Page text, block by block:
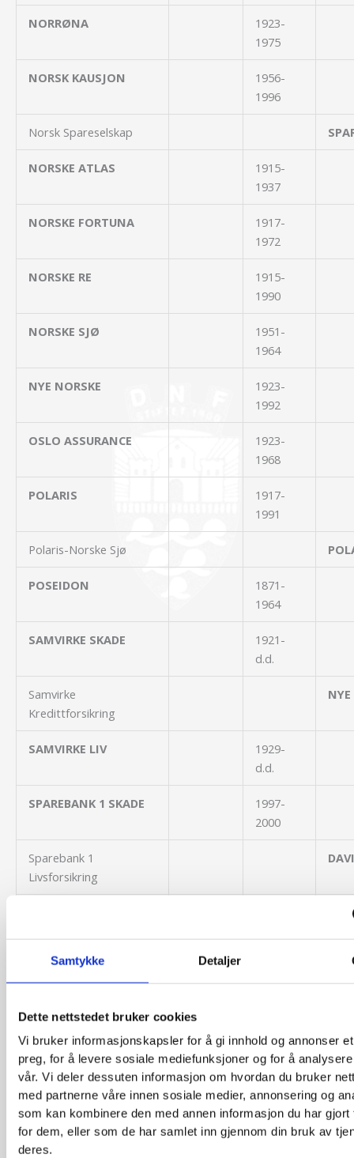
Samtykke Detaljer
Dette nettstedet bruker cookies
Vi bruker informasjonskapsler for å gi innhold og annonser
preg, for å levere sosiale mediefunksjoner og for å
vår. Vi deler dessuten informasjon om hvordan du bruker
med partnerne våre innen sosiale medier, annonsering og
som kan kombinere den med annen informasjon du har gjort
for dem, eller som de har samlet inn gjennom din bruk av
deres.
NORRØNA
1923-
1975
NORSK KAUSJON
1956-
1996
Norsk Spareselskap
NORSKE ATLAS
1915-
1937
NORSKE FORTUNA
1917-
1972
NORSKE RE
1915-
1990
NORSKE SJØ
1951-
1964
NYE NORSKE
1923-
1992
OSLO ASSURANCE
1923-
1968
POLARIS
1917-
1991
Polaris-Norske Sjø
POSEIDON
1871-
1964
SAMVIRKE SKADE
1921-
d.d.
Samvirke
Kredittforsikring
SAMVIRKE LIV
1929-
d.d.
SPAREBANK 1 SKADE
1997-
2000
Sparebank 1
Livsforsikring
Sparebank 1
Skadeforsikring
Sparebank 1
Skadeforsikring
SPARESELSKAPET
1920-
1999
SPARETRYGDEN
1934-